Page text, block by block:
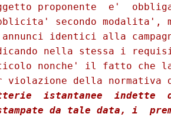
proponente  e'
secondo modalita',
identici alla
nella stessa i
nonche' il fatto che
violazione della
istantanee  indette
da tale data, i